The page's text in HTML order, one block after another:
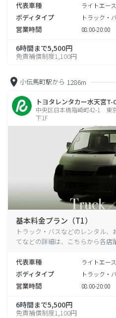
代表車種 ライトエー
ボディタイプ トラック・
営業時間 08:00-20:00
6時間まで5,500円
免責補償制度1,100円
小伝馬町駅から 1286m
トヨタレンタカー水天宮T-
中央区日本橋箱崎町42-1 東
下1F
基本料金プラン（T1）
トラック・バスなどのレンタル
てなどの詳細は、こちらから各店
代表車種 ライトエー
ボディタイプ トラック・
営業時間 08:00-20:00
6時間まで5,500円
免責補償制度1,100円